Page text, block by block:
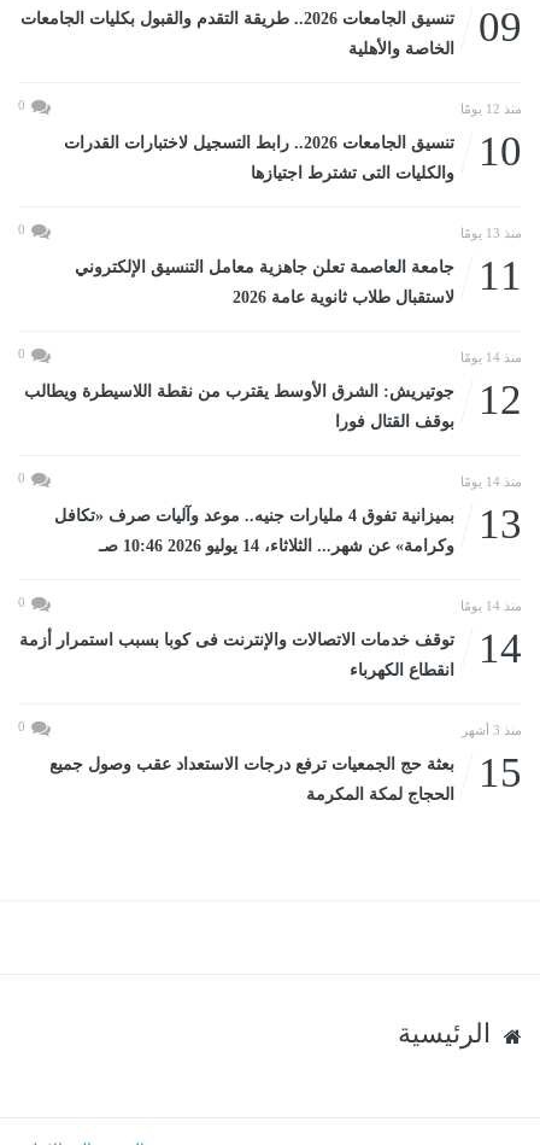
09
تنسيق الجامعات 2026.. طريقة التقدم والقبول بكليات الجامعات
الخاصة والأهلية
منذ 12 يومًا 0
10
تنسيق الجامعات 2026.. رابط التسجيل لاختبارات القدرات
والكليات التى تشترط اجتيازها
منذ 13 يومًا 0
11
جامعة العاصمة تعلن جاهزية معامل التنسيق الإلكتروني
لاستقبال طلاب ثانوية عامة 2026
منذ 14 يومًا 0
12
جوتيريش: الشرق الأوسط يقترب من نقطة اللاسيطرة ويطالب
بوقف القتال فورا
منذ 14 يومًا 0
13
بميزانية تفوق 4 مليارات جنيه.. موعد وآليات صرف «تكافل
وكرامة» عن شهر... الثلاثاء، 14 يوليو 2026 10:46 صـ
منذ 14 يومًا 0
14
توقف خدمات الاتصالات والإنترنت فى كوبا بسبب استمرار أزمة
انقطاع الكهرباء
منذ 3 أشهر 0
15
بعثة حج الجمعيات ترفع درجات الاستعداد عقب وصول جميع
الحجاج لمكة المكرمة
الرئيسية